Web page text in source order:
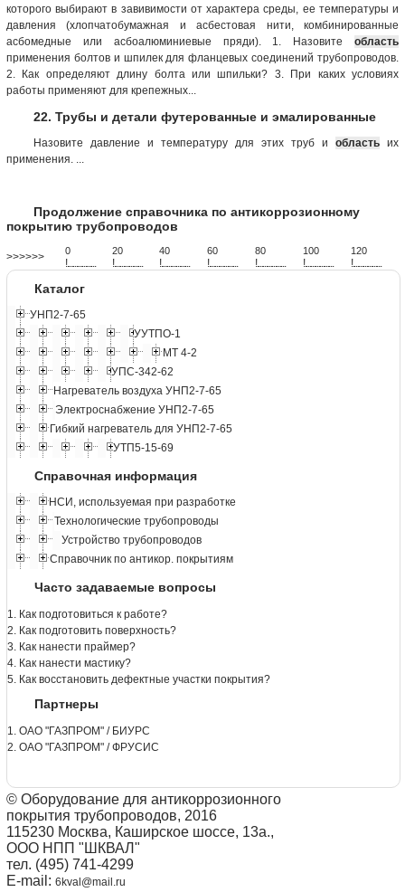
которого выбирают в завивимости от характера среды, ее температуры и
давления (хлопчатобумажная и асбестовая нити, комбинированные
асбомедные или асбоалюминиевые пряди). 1. Назовите область
применения болтов и шпилек для фланцевых соединений трубопроводов.
2. Как определяют длину болта или шпильки? 3. При каких условиях
работы применяют для крепежных...
22. Трубы и детали футерованные и эмалированные
Назовите давление и температуру для этих труб и область их
применения. ...
Продолжение справочника по антикоррозионному
покрытию трубопроводов
>>>>>> 0
!...................
20
!...................
40
!...................
60
!...................
80
!...................
100
!...................
120
!...................
Каталог
УНП2-7-65
УУТПО-1
МТ 4-2
УПС-342-62
Нагреватель воздуха УНП2-7-65
Электроснабжение УНП2-7-65
Гибкий нагреватель для УНП2-7-65
УТП5-15-69
Справочная информация
НСИ, используемая при разработке
Технологические трубопроводы
Устройство трубопроводов
Справочник по антикор. покрытиям
Часто задаваемые вопросы
1. Как подготовиться к работе?
2. Как подготовить поверхность?
3. Как нанести праймер?
4. Как нанести мастику?
5. Как восстановить дефектные участки покрытия?
Партнеры
1. ОАО "ГАЗПРОМ" / БИУРС
2. ОАО "ГАЗПРОМ" / ФРУСИС
© Оборудование для антикоррозионного
покрытия трубопроводов, 2016
115230 Москва, Каширское шоссе, 13а.,
ООО НПП "ШКВАЛ"
тел. (495) 741-4299
E-mail: 6kval@mail.ru